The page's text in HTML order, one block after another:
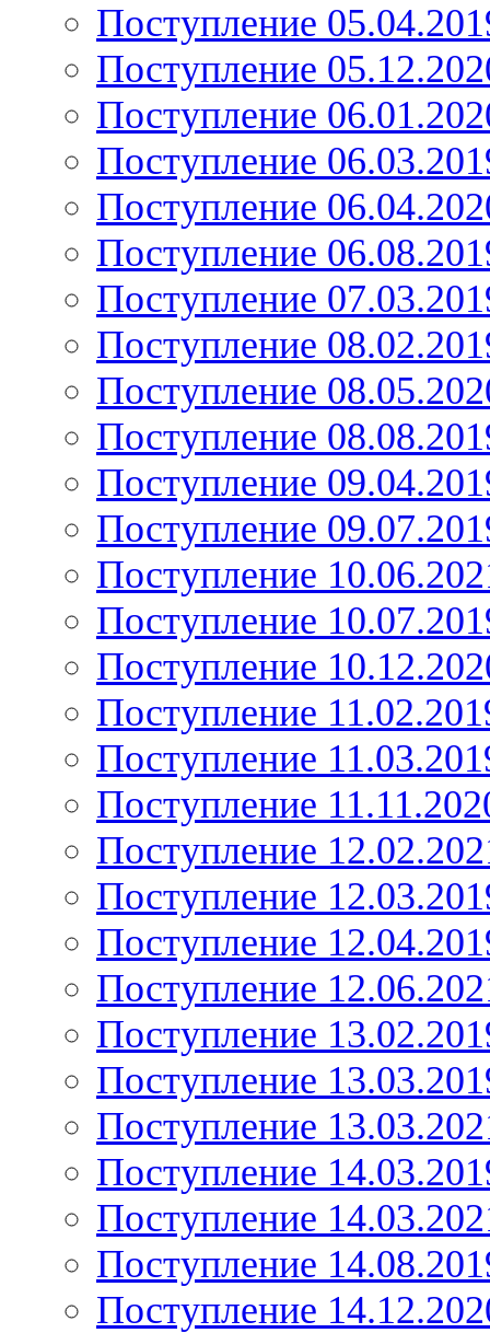
Поступление
Поступление
Поступление
Поступление
Поступление
Поступление
Поступление
Поступление
Поступление
Поступление
Поступление
Поступление
Поступление
Поступление
Поступление
Поступление
Поступление
Поступление
Поступление
Поступление
Поступление
Поступление
Поступление
Поступление
Поступление
Поступление
Поступление
Поступление
Поступление